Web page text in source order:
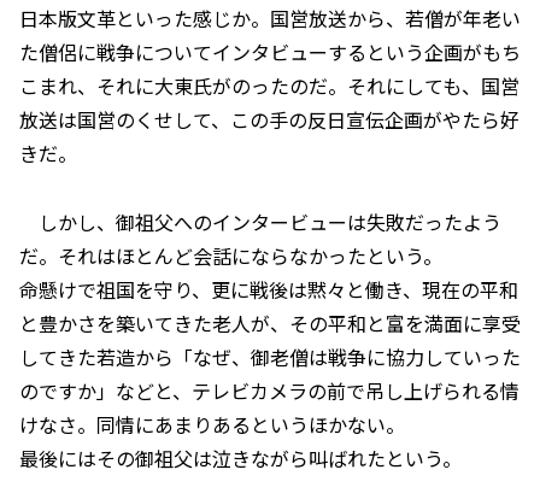
日本版文革といった感じか。国営放送から、若僧が年老い
た僧侶に戦争についてインタビューするという企画がもち
こまれ、それに大東氏がのったのだ。それにしても、国営
放送は国営のくせして、この手の反日宣伝企画がやたら好
きだ。
しかし、御祖父へのインタービューは失敗だったよう
だ。それはほとんど会話にならなかったという。
命懸けで祖国を守り、更に戦後は黙々と働き、現在の平和
と豊かさを築いてきた老人が、その平和と富を満面に享受
してきた若造から「なぜ、御老僧は戦争に協力していった
のですか」などと、テレビカメラの前で吊し上げられる情
けなさ。同情にあまりあるというほかない。
最後にはその御祖父は泣きながら叫ばれたという。